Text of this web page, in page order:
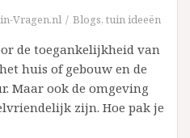
Vragen.nl Blogs, tuin ideeën
de toegankelijkheid van
huis of gebouw en de
Maar ook de omgeving
zijn. Hoe pak je